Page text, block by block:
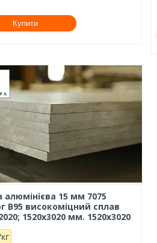
Купити
алюмінієва 15 мм 7075
В95 високоміцний сплав
1520х3020 мм. 1520х3020